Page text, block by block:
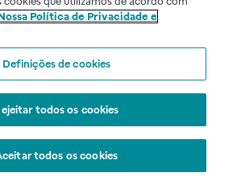
Política de Privacidade e
Definições de cookies
todos os cookies
todos os cookies